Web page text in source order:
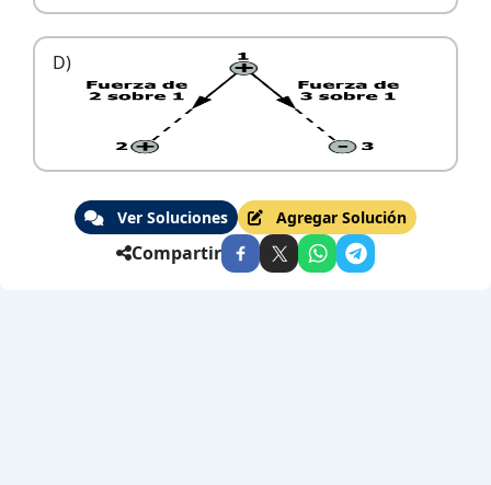
D)
Ver Soluciones Agregar Solución
Compartir